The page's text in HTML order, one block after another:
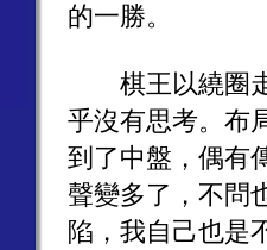
的一勝。
棋王以繞圈走
乎沒有思考。布
到了中盤，偶有
聲變多了，不問
陷，我自己也是